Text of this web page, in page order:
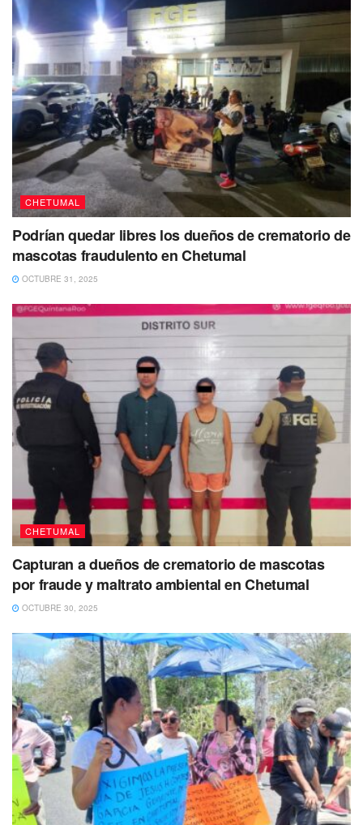
También te puede interesar Leer
Tags: acusado Chetumal EU homicidio
CHETUMAL
Podrían quedar libres los dueños de crematorio de
mascotas fraudulento en Chetumal
OCTUBRE 31, 2025
CHETUMAL
Capturan a dueños de crematorio de mascotas
por fraude y maltrato ambiental en Chetumal
OCTUBRE 30, 2025